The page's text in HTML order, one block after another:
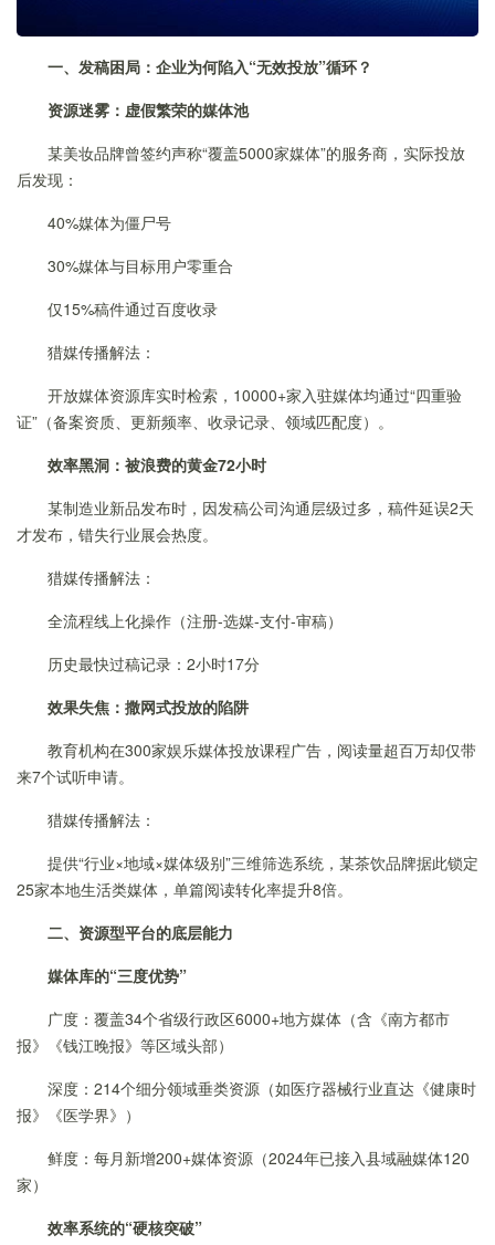
一、发稿困局：企业为何陷入“无效投放”循环？
资源迷雾：虚假繁荣的媒体池
某美妆品牌曾签约声称“覆盖5000家媒体”的服务商，实际投放
后发现：
40%媒体为僵尸号
30%媒体与目标用户零重合
仅15%稿件通过百度收录
猎媒传播解法：
开放媒体资源库实时检索，10000+家入驻媒体均通过“四重验
证”（备案资质、更新频率、收录记录、领域匹配度）。
效率黑洞：被浪费的黄金72小时
某制造业新品发布时，因发稿公司沟通层级过多，稿件延误2天
才发布，错失行业展会热度。
猎媒传播解法：
全流程线上化操作（注册-选媒-支付-审稿）
历史最快过稿记录：2小时17分
效果失焦：撒网式投放的陷阱
教育机构在300家娱乐媒体投放课程广告，阅读量超百万却仅带
来7个试听申请。
猎媒传播解法：
提供“行业×地域×媒体级别”三维筛选系统，某茶饮品牌据此锁定
25家本地生活类媒体，单篇阅读转化率提升8倍。
二、资源型平台的底层能力
媒体库的“三度优势”
广度：覆盖34个省级行政区6000+地方媒体（含《南方都市
报》《钱江晚报》等区域头部）
深度：214个细分领域垂类资源（如医疗器械行业直达《健康时
报》《医学界》）
鲜度：每月新增200+媒体资源（2024年已接入县域融媒体120
家）
效率系统的“硬核突破”